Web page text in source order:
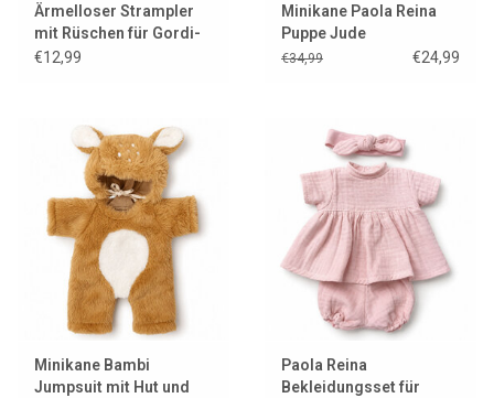
Ärmelloser Strampler
mit Rüschen für Gordi-
Puppen / Farbe Ecru
€12,99
Minikane Paola Reina
Puppe Jude
€34,99 €24,99
Minikane Bambi
Jumpsuit mit Hut und
Paola Reina
Bekleidungsset für